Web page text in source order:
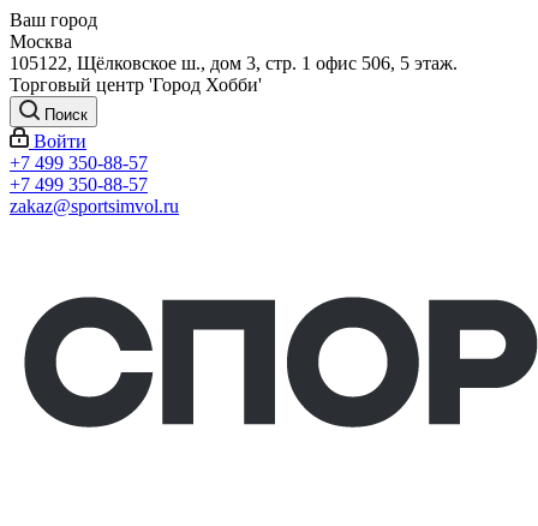
Ваш город
Москва
105122, Щёлковское ш., дом 3, стр. 1 офис 506, 5 этаж.
Торговый центр 'Город Хобби'
Поиск
Войти
+7 499 350-88-57
+7 499 350-88-57
zakaz@sportsimvol.ru